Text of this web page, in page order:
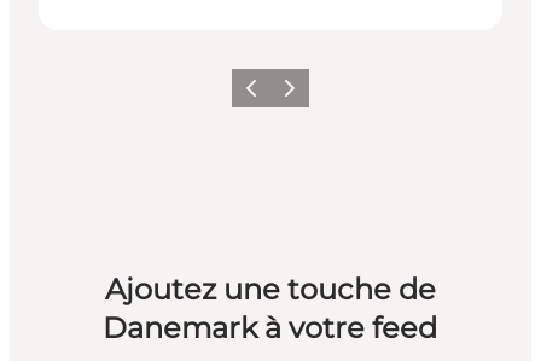
PrécédentSuivant
Ajoutez une touche de
Danemark à votre feed